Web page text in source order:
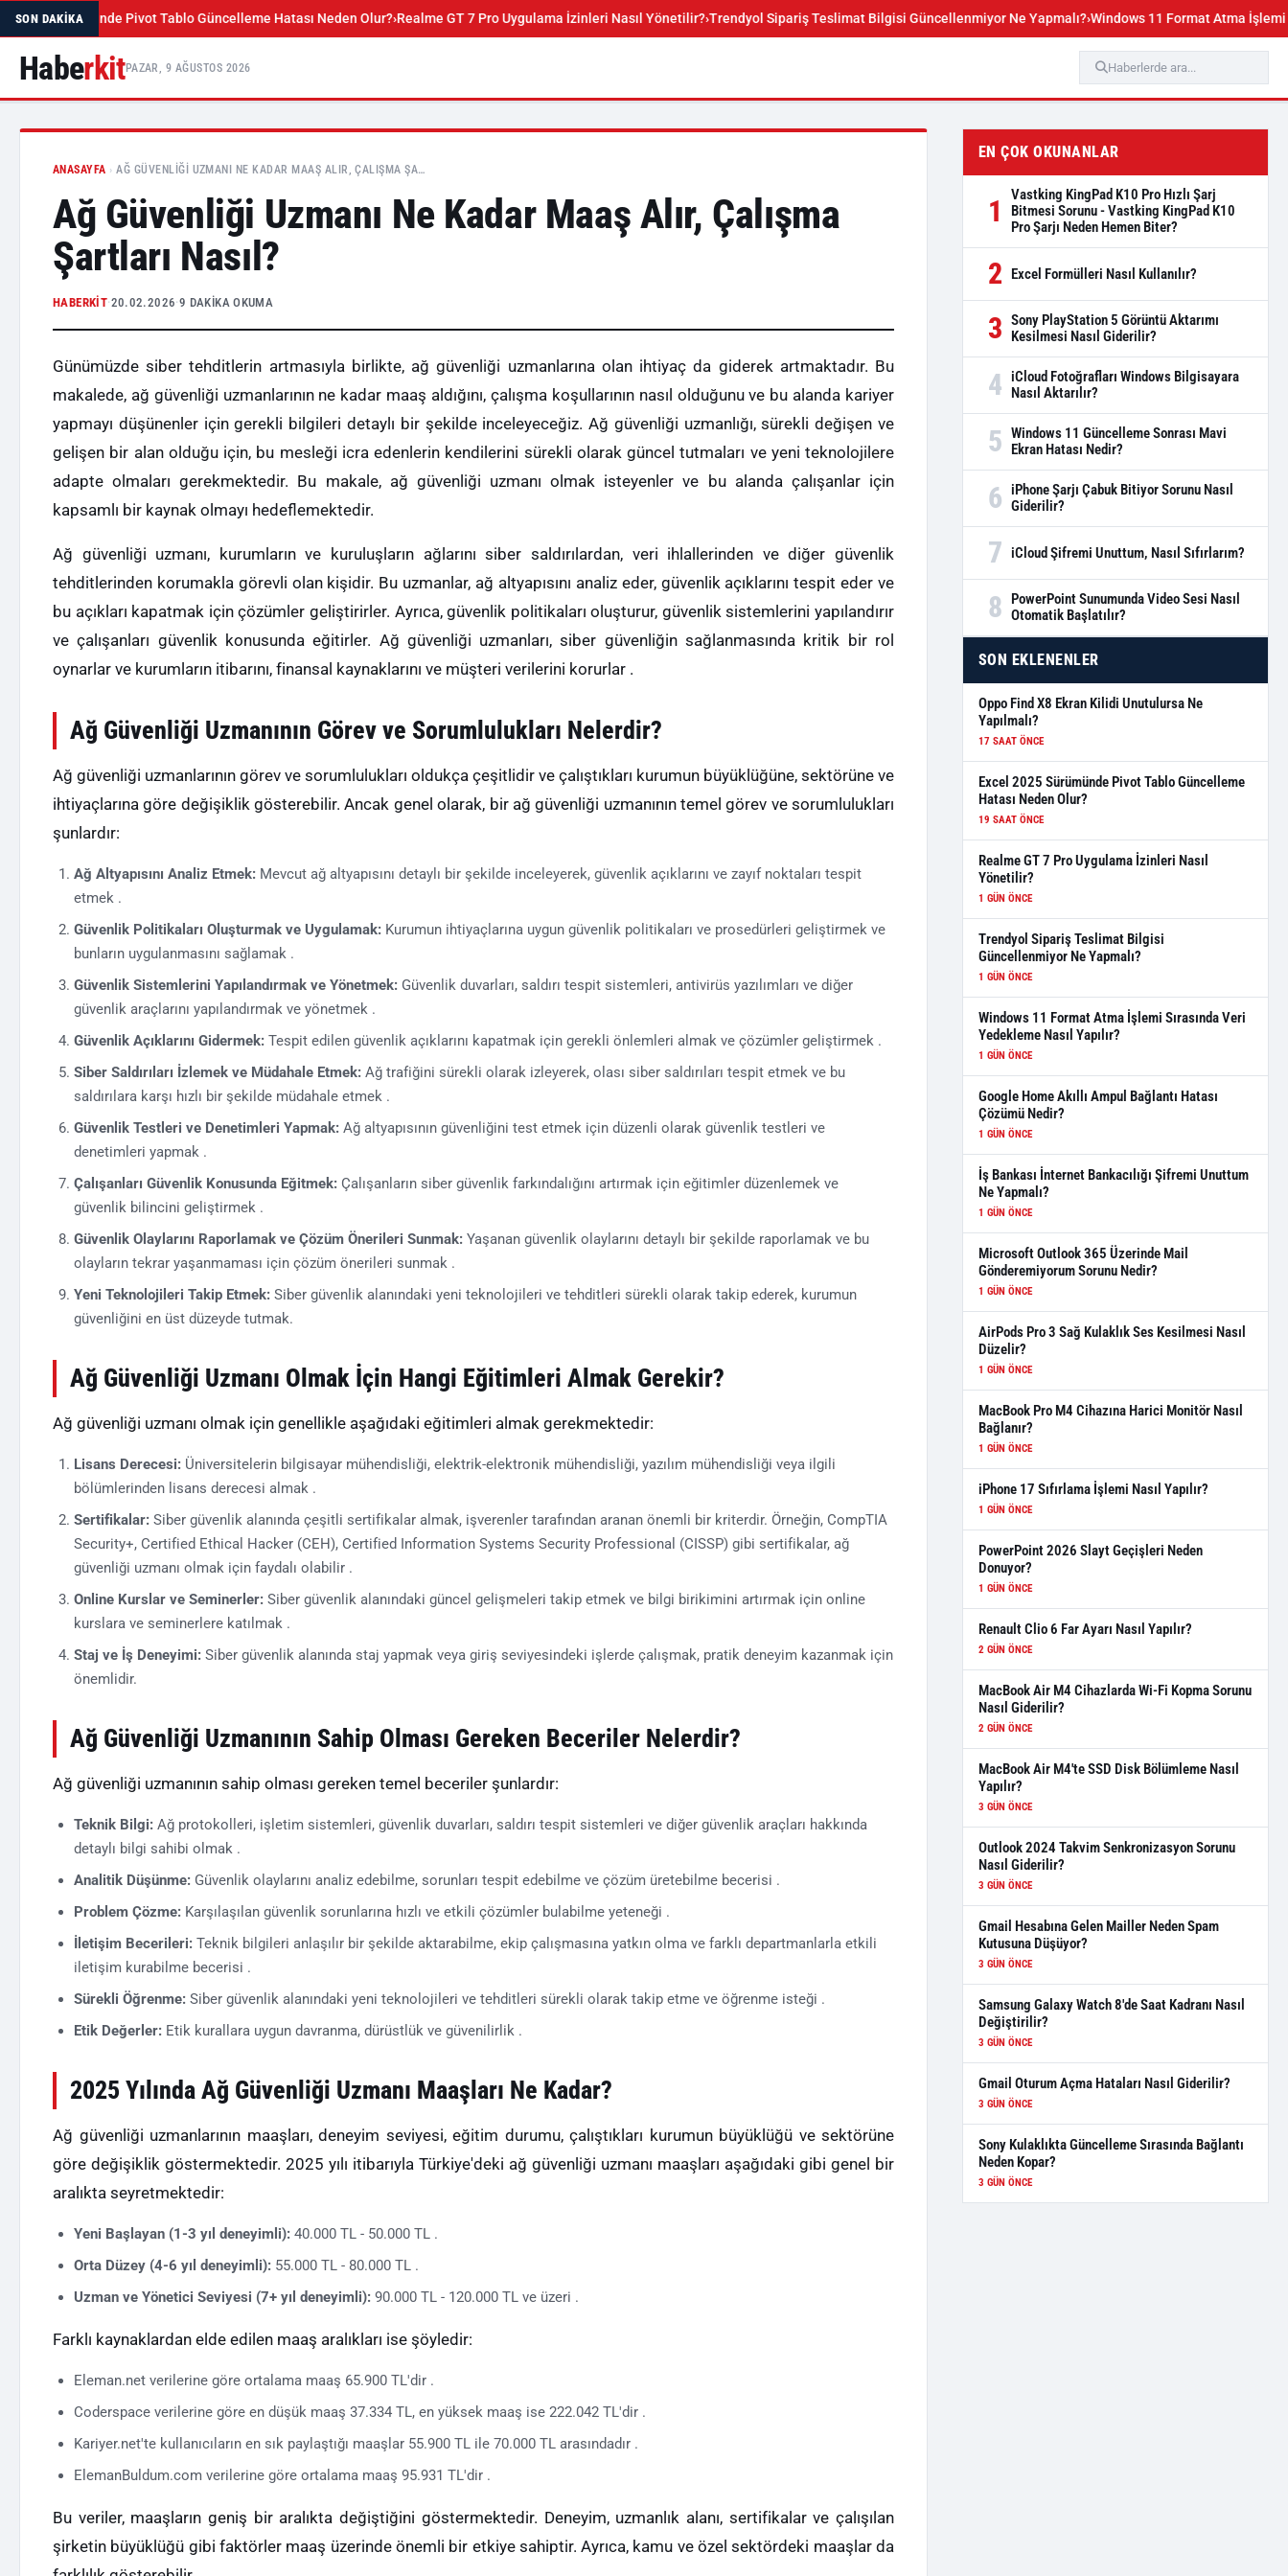
SON DAKIKAPivot Tablo Güncelleme Hatası Neden Olur? Realme GT 7 Pro Uygulama İzinleri Nasıl Yönetilir? Trendyol Sipariş Teslimat Bilgisi Güncellenmiyor Ne Yapmalı? Windows 11 Format Atma İşlemi Sırasında
HaberkitPAZAR, 9 AĞUSTOS 2026
ANASAYFA › AĞ GÜVENLIĞI UZMANI NE KADAR MAAŞ ALIR, ÇALIŞMA ŞA…
Ağ Güvenliği Uzmanı Ne Kadar Maaş Alır, Çalışma
Şartları Nasıl?
HABERKIT·20.02.2026·9 DAKIKA OKUMA
Günümüzde siber tehditlerin artmasıyla birlikte, ağ güvenliği uzmanlarına olan ihtiyaç da giderek artmaktadır. Bu
makalede, ağ güvenliği uzmanlarının ne kadar maaş aldığını, çalışma koşullarının nasıl olduğunu ve bu alanda kariyer
yapmayı düşünenler için gerekli bilgileri detaylı bir şekilde inceleyeceğiz. Ağ güvenliği uzmanlığı, sürekli değişen ve
gelişen bir alan olduğu için, bu mesleği icra edenlerin kendilerini sürekli olarak güncel tutmaları ve yeni teknolojilere
adapte olmaları gerekmektedir. Bu makale, ağ güvenliği uzmanı olmak isteyenler ve bu alanda çalışanlar için
kapsamlı bir kaynak olmayı hedeflemektedir.
Ağ güvenliği uzmanı, kurumların ve kuruluşların ağlarını siber saldırılardan, veri ihlallerinden ve diğer güvenlik
tehditlerinden korumakla görevli olan kişidir. Bu uzmanlar, ağ altyapısını analiz eder, güvenlik açıklarını tespit eder ve
bu açıkları kapatmak için çözümler geliştirirler. Ayrıca, güvenlik politikaları oluşturur, güvenlik sistemlerini yapılandırır
ve çalışanları güvenlik konusunda eğitirler. Ağ güvenliği uzmanları, siber güvenliğin sağlanmasında kritik bir rol
oynarlar ve kurumların itibarını, finansal kaynaklarını ve müşteri verilerini korurlar .
Ağ Güvenliği Uzmanının Görev ve Sorumlulukları Nelerdir?
Ağ güvenliği uzmanlarının görev ve sorumlulukları oldukça çeşitlidir ve çalıştıkları kurumun büyüklüğüne, sektörüne ve
ihtiyaçlarına göre değişiklik gösterebilir. Ancak genel olarak, bir ağ güvenliği uzmanının temel görev ve sorumlulukları
şunlardır:
Ağ Altyapısını Analiz Etmek: Mevcut ağ altyapısını detaylı bir şekilde inceleyerek, güvenlik açıklarını ve zayıf noktaları tespit
etmek .
Güvenlik Politikaları Oluşturmak ve Uygulamak: Kurumun ihtiyaçlarına uygun güvenlik politikaları ve prosedürleri geliştirmek ve
bunların uygulanmasını sağlamak .
Güvenlik Sistemlerini Yapılandırmak ve Yönetmek: Güvenlik duvarları, saldırı tespit sistemleri, antivirüs yazılımları ve diğer
güvenlik araçlarını yapılandırmak ve yönetmek .
Güvenlik Açıklarını Gidermek: Tespit edilen güvenlik açıklarını kapatmak için gerekli önlemleri almak ve çözümler geliştirmek .
Siber Saldırıları İzlemek ve Müdahale Etmek: Ağ trafiğini sürekli olarak izleyerek, olası siber saldırıları tespit etmek ve bu
saldırılara karşı hızlı bir şekilde müdahale etmek .
Güvenlik Testleri ve Denetimleri Yapmak: Ağ altyapısının güvenliğini test etmek için düzenli olarak güvenlik testleri ve
denetimleri yapmak .
Çalışanları Güvenlik Konusunda Eğitmek: Çalışanların siber güvenlik farkındalığını artırmak için eğitimler düzenlemek ve
güvenlik bilincini geliştirmek .
Güvenlik Olaylarını Raporlamak ve Çözüm Önerileri Sunmak: Yaşanan güvenlik olaylarını detaylı bir şekilde raporlamak ve bu
olayların tekrar yaşanmaması için çözüm önerileri sunmak .
Yeni Teknolojileri Takip Etmek: Siber güvenlik alanındaki yeni teknolojileri ve tehditleri sürekli olarak takip ederek, kurumun
güvenliğini en üst düzeyde tutmak.
Ağ Güvenliği Uzmanı Olmak İçin Hangi Eğitimleri Almak Gerekir?
Ağ güvenliği uzmanı olmak için genellikle aşağıdaki eğitimleri almak gerekmektedir:
Lisans Derecesi: Üniversitelerin bilgisayar mühendisliği, elektrik-elektronik mühendisliği, yazılım mühendisliği veya ilgili
bölümlerinden lisans derecesi almak .
Sertifikalar: Siber güvenlik alanında çeşitli sertifikalar almak, işverenler tarafından aranan önemli bir kriterdir. Örneğin, CompTIA
Security+, Certified Ethical Hacker (CEH), Certified Information Systems Security Professional (CISSP) gibi sertifikalar, ağ
güvenliği uzmanı olmak için faydalı olabilir .
Online Kurslar ve Seminerler: Siber güvenlik alanındaki güncel gelişmeleri takip etmek ve bilgi birikimini artırmak için online
kurslara ve seminerlere katılmak .
Staj ve İş Deneyimi: Siber güvenlik alanında staj yapmak veya giriş seviyesindeki işlerde çalışmak, pratik deneyim kazanmak için
önemlidir.
Ağ Güvenliği Uzmanının Sahip Olması Gereken Beceriler Nelerdir?
Ağ güvenliği uzmanının sahip olması gereken temel beceriler şunlardır:
Teknik Bilgi: Ağ protokolleri, işletim sistemleri, güvenlik duvarları, saldırı tespit sistemleri ve diğer güvenlik araçları hakkında
detaylı bilgi sahibi olmak .
Analitik Düşünme: Güvenlik olaylarını analiz edebilme, sorunları tespit edebilme ve çözüm üretebilme becerisi .
Problem Çözme: Karşılaşılan güvenlik sorunlarına hızlı ve etkili çözümler bulabilme yeteneği .
İletişim Becerileri: Teknik bilgileri anlaşılır bir şekilde aktarabilme, ekip çalışmasına yatkın olma ve farklı departmanlarla etkili
iletişim kurabilme becerisi .
Sürekli Öğrenme: Siber güvenlik alanındaki yeni teknolojileri ve tehditleri sürekli olarak takip etme ve öğrenme isteği .
Etik Değerler: Etik kurallara uygun davranma, dürüstlük ve güvenilirlik .
2025 Yılında Ağ Güvenliği Uzmanı Maaşları Ne Kadar?
Ağ güvenliği uzmanlarının maaşları, deneyim seviyesi, eğitim durumu, çalıştıkları kurumun büyüklüğü ve sektörüne
göre değişiklik göstermektedir. 2025 yılı itibarıyla Türkiye'deki ağ güvenliği uzmanı maaşları aşağıdaki gibi genel bir
aralıkta seyretmektedir:
Yeni Başlayan (1-3 yıl deneyimli): 40.000 TL - 50.000 TL .
Orta Düzey (4-6 yıl deneyimli): 55.000 TL - 80.000 TL .
Uzman ve Yönetici Seviyesi (7+ yıl deneyimli): 90.000 TL - 120.000 TL ve üzeri .
Farklı kaynaklardan elde edilen maaş aralıkları ise şöyledir:
Eleman.net verilerine göre ortalama maaş 65.900 TL'dir .
Coderspace verilerine göre en düşük maaş 37.334 TL, en yüksek maaş ise 222.042 TL'dir .
Kariyer.net'te kullanıcıların en sık paylaştığı maaşlar 55.900 TL ile 70.000 TL arasındadır .
ElemanBuldum.com verilerine göre ortalama maaş 95.931 TL'dir .
Bu veriler, maaşların geniş bir aralıkta değiştiğini göstermektedir. Deneyim, uzmanlık alanı, sertifikalar ve çalışılan
şirketin büyüklüğü gibi faktörler maaş üzerinde önemli bir etkiye sahiptir. Ayrıca, kamu ve özel sektördeki maaşlar da
EN ÇOK OKUNANLAR
1
Vastking KingPad K10 Pro Hızlı Şarj
Bitmesi Sorunu - Vastking KingPad K10
Pro Şarjı Neden Hemen Biter?
2 Excel Formülleri Nasıl Kullanılır?
3 Sony PlayStation 5 Görüntü Aktarımı
Kesilmesi Nasıl Giderilir?
4
iCloud Fotoğrafları Windows Bilgisayara
Nasıl Aktarılır?
5 Windows 11 Güncelleme Sonrası Mavi
Ekran Hatası Nedir?
6
iPhone Şarjı Çabuk Bitiyor Sorunu Nasıl
Giderilir?
7 iCloud Şifremi Unuttum, Nasıl Sıfırlarım?
8
PowerPoint Sunumunda Video Sesi Nasıl
Otomatik Başlatılır?
SON EKLENENLER
Oppo Find X8 Ekran Kilidi Unutulursa Ne
Yapılmalı?
17 SAAT ÖNCE
Excel 2025 Sürümünde Pivot Tablo Güncelleme
Hatası Neden Olur?
19 SAAT ÖNCE
Realme GT 7 Pro Uygulama İzinleri Nasıl
Yönetilir?
1 GÜN ÖNCE
Trendyol Sipariş Teslimat Bilgisi
Güncellenmiyor Ne Yapmalı?
1 GÜN ÖNCE
Windows 11 Format Atma İşlemi Sırasında Veri
Yedekleme Nasıl Yapılır?
1 GÜN ÖNCE
Google Home Akıllı Ampul Bağlantı Hatası
Çözümü Nedir?
1 GÜN ÖNCE
İş Bankası İnternet Bankacılığı Şifremi Unuttum
Ne Yapmalı?
1 GÜN ÖNCE
Microsoft Outlook 365 Üzerinde Mail
Gönderemiyorum Sorunu Nedir?
1 GÜN ÖNCE
AirPods Pro 3 Sağ Kulaklık Ses Kesilmesi Nasıl
Düzelir?
1 GÜN ÖNCE
MacBook Pro M4 Cihazına Harici Monitör Nasıl
Bağlanır?
1 GÜN ÖNCE
iPhone 17 Sıfırlama İşlemi Nasıl Yapılır?
1 GÜN ÖNCE
PowerPoint 2026 Slayt Geçişleri Neden
Donuyor?
1 GÜN ÖNCE
Renault Clio 6 Far Ayarı Nasıl Yapılır?
2 GÜN ÖNCE
MacBook Air M4 Cihazlarda Wi-Fi Kopma Sorunu
Nasıl Giderilir?
2 GÜN ÖNCE
MacBook Air M4'te SSD Disk Bölümleme Nasıl
Yapılır?
3 GÜN ÖNCE
Outlook 2024 Takvim Senkronizasyon Sorunu
Nasıl Giderilir?
3 GÜN ÖNCE
Gmail Hesabına Gelen Mailler Neden Spam
Kutusuna Düşüyor?
3 GÜN ÖNCE
Samsung Galaxy Watch 8'de Saat Kadranı Nasıl
Değiştirilir?
3 GÜN ÖNCE
Gmail Oturum Açma Hataları Nasıl Giderilir?
3 GÜN ÖNCE
Sony Kulaklıkta Güncelleme Sırasında Bağlantı
Neden Kopar?
3 GÜN ÖNCE